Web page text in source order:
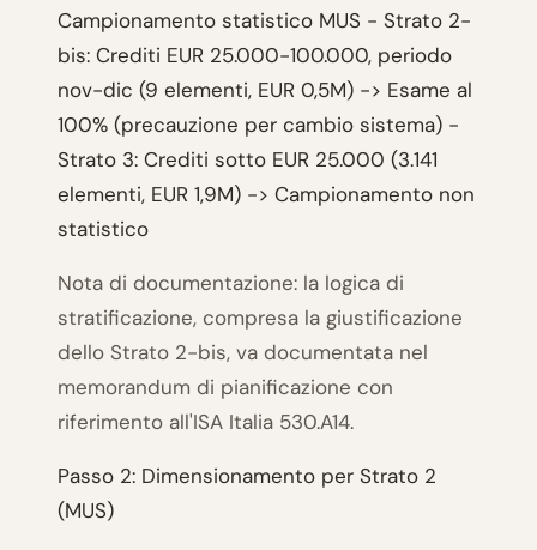
Campionamento statistico MUS - Strato 2-
bis: Crediti EUR 25.000-100.000, periodo
nov-dic (9 elementi, EUR 0,5M) -> Esame al
100% (precauzione per cambio sistema) -
Strato 3: Crediti sotto EUR 25.000 (3.141
elementi, EUR 1,9M) -> Campionamento non
statistico
Nota di documentazione: la logica di
stratificazione, compresa la giustificazione
dello Strato 2-bis, va documentata nel
memorandum di pianificazione con
riferimento all'ISA Italia 530.A14.
Passo 2: Dimensionamento per Strato 2
(MUS)